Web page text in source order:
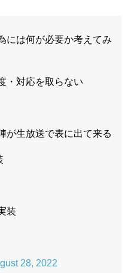
には何が必要か考えてみ
・対応を取らない
が生放送で表に出て来る
装
28, 2022